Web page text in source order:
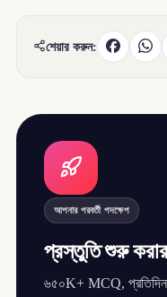
শেয়ার করুন:
আপনার পরবর্তী পদক্ষেপ
প্রস্তুতি শুরু
৬৫০K+ MCQ, প্রতিদিন